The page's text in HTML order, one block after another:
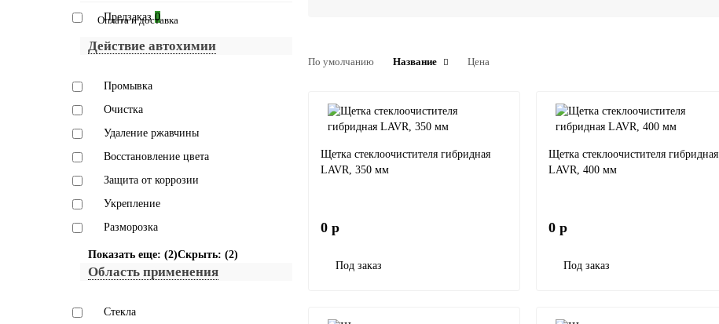
Оплата и доставка
Предзаказ0
Действие автохимии
Промывка
Очистка
Удаление ржавчины
Восстановление цвета
Защита от коррозии
Укрепление
Разморозка
Показать еще: (2)Скрыть: (2)
Область применения
Стекла
По умолчанию Название Цена
Щетка стеклоочистителя гибридная
LAVR, 350 мм
0 р
Под заказ
Щетка стеклоочистителя гибридная
LAVR, 400 мм
0 р
Под заказ